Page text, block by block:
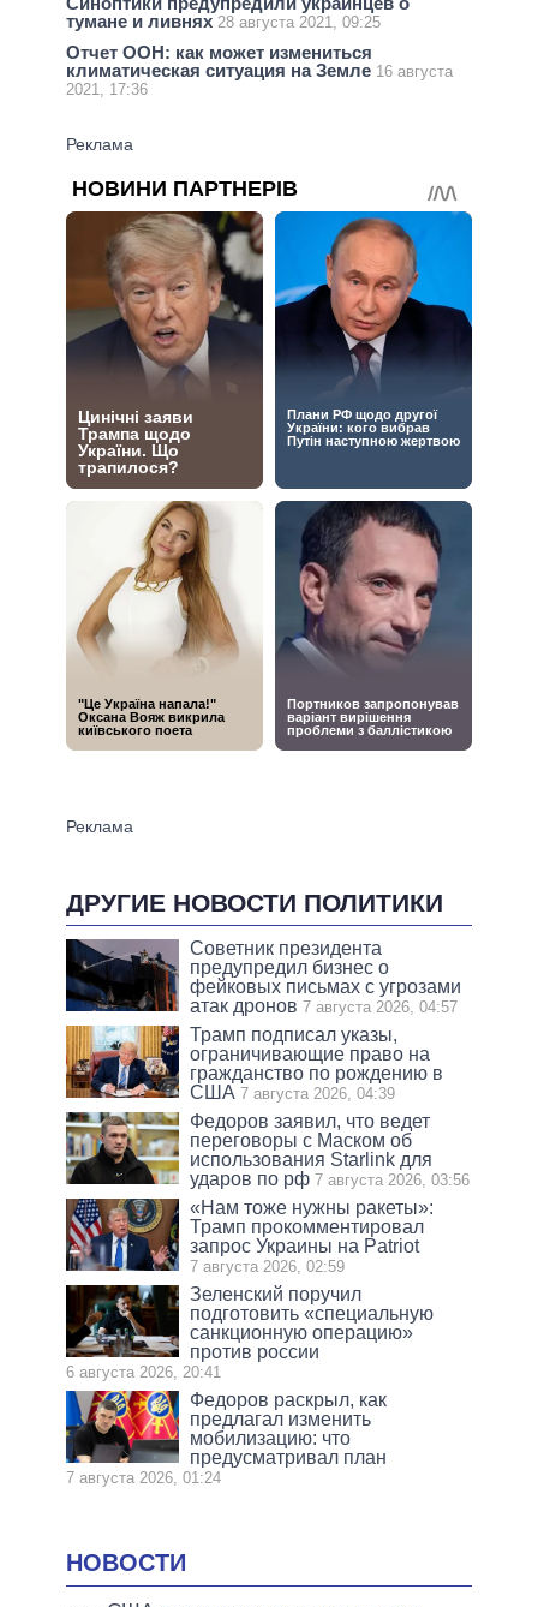
тумане и ливнях 28 августа 2021, 09:25
Отчет ООН: как может измениться
климатическая ситуация на Земле 16 августа
2021, 17:36
ДРУГИЕ НОВОСТИ ПОЛИТИКИ
Советник президента
предупредил бизнес о
фейковых письмах с угрозами
атак дронов 7 августа 2026, 04:57
Трамп подписал указы,
ограничивающие право на
гражданство по рождению в
США 7 августа 2026, 04:39
Федоров заявил, что ведет
переговоры с Маском об
использования Starlink для
ударов по рф 7 августа 2026, 03:56
«Нам тоже нужны ракеты»:
Трамп прокомментировал
запрос Украины на Patriot
7 августа 2026, 02:59
Зеленский поручил
подготовить «специальную
санкционную операцию»
против россии
6 августа 2026, 20:41
Федоров раскрыл, как
предлагал изменить
мобилизацию: что
предусматривал план
7 августа 2026, 01:24
НОВОСТИ